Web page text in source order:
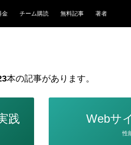
金 チーム購読 無料記事 著者
本の記事があります。
践 Webサ
性